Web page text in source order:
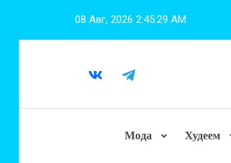
08 Авг, 2026 2:45:30 AM
Мода Худеем